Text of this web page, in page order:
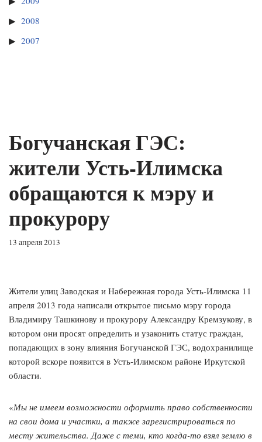
2008
2007
Богучанская ГЭС:
жители Усть-Илимска
обращаются к мэру и
прокурору
13 апреля 2013
Жители улиц Заводская и Набережная города Усть-Илимска 11
апреля 2013 года написали открытое письмо мэру города
Владимиру Ташкинову и прокурору Александру Кремзукову, в
котором они просят определить и узаконить статус граждан,
попадающих в зону влияния Богучанской ГЭС, водохранилище
которой вскоре появится в Усть-Илимском районе Иркутской
области.
«Мы не имеем возможности оформить право собственности
на свои дома и участки, а также зарегистрироваться по
месту жительства. Даже с теми, кто когда-то взял землю в